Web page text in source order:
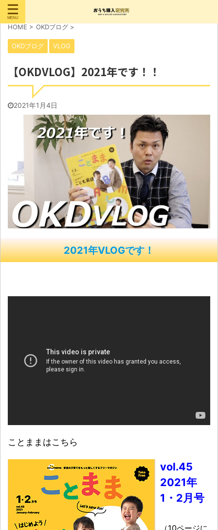
HOME > OKDブログ >
OKDブログ VLOG
【OKDVLOG】2021年です！！
2021年1月4日
2021年VLOGです！
ことままはこちら
vol.45
2021年
1・2月号